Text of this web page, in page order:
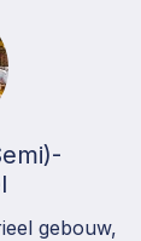
gebouw,